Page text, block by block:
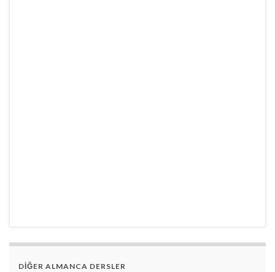
DİĞER ALMANCA DERSLER